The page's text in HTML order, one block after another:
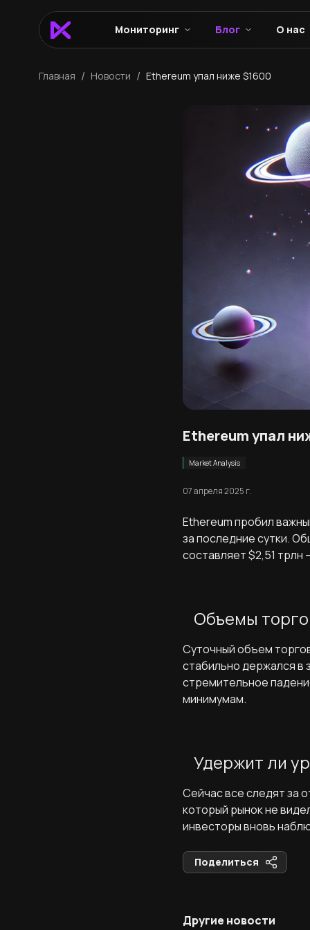
Мониторинг Блог О нас
Главная / Новости / Ethereum упал ниже $1600
Ethereum упал
Market Analysis
07 апреля 2025 г.
Ethereum пробил
за последние сутки.
составляет $2,51 трлн
Объемы
Суточный объем
стабильно держался в
стремительное
минимумам.
Удержит ли
Сейчас все следят за
который рынок не
инвесторы вновь
Поделиться
Другие новости